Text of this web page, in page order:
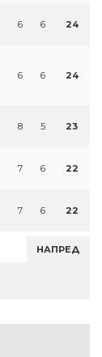
6 6 24
6 6 24
8 5 23
7 6 22
7 6 22
НАПРЕД